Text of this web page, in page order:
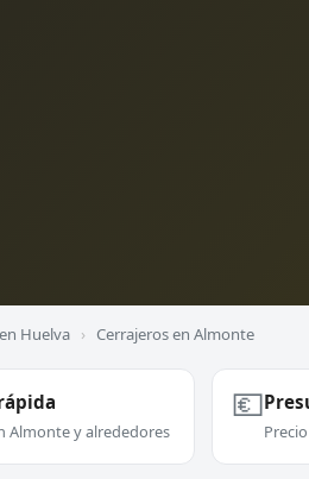
Huelva › Cerrajeros en Almonte
Almonte y alrededores
💶